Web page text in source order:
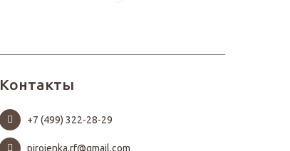
Контакты
+7 (499) 322-28-29
pirojenka.rf@gmail.com